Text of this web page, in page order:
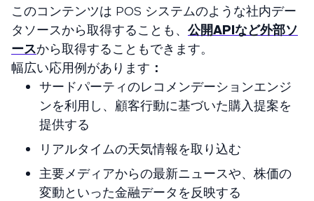
このコンテンツは POS システムのような社内デー
タソースから取得することも、 公開APIなど外部ソ
ースから取得することもできます。
幅広い応用例があります ：
サードパーティのレコメンデーションエンジ
ンを利用し、顧客行動に基づいた購入提案を
提供する
リアルタイムの天気情報を取り込む
主要メディアからの最新ニュースや、株価の
変動といった金融データを反映する